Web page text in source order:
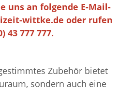
uns an folgende E-Mail-
wittke.de oder rufen
43 777 777.
Zubehör bietet
sondern auch eine